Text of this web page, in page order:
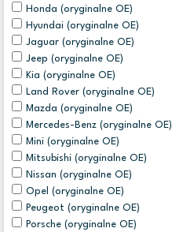
Honda (oryginalne OE)
Hyundai (oryginalne OE)
Jaguar (oryginalne OE)
Jeep (oryginalne OE)
Kia (oryginalne OE)
Land Rover (oryginalne OE)
Mazda (oryginalne OE)
Mercedes-Benz (oryginalne OE)
Mini (oryginalne OE)
Mitsubishi (oryginalne OE)
Nissan (oryginalne OE)
Opel (oryginalne OE)
Peugeot (oryginalne OE)
Porsche (oryginalne OE)